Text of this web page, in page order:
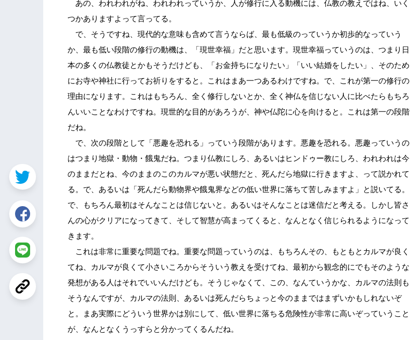
あの、われわれがね、われわれっていうか、人が修行に入る動機には、仏教の教えではね、いく
つかありますよって言ってる。
で、そうですね、現代的な意味も含めて言うならば、最も低級のっていうか初歩的なっていう
か、最も低い段階の修行の動機は、「現世幸福」だと思います。現世幸福っていうのは、つまり日
本の多くの仏教徒とかもそうだけども、「お金持ちになりたい」「いい結婚をしたい」、そのため
にお寺や神社に行ってお祈りをすると。これはまあ一つあるわけですね。で、これが第一の修行の
理由になります。これはもちろん、全く修行しないとか、全く神仏を信じない人に比べたらもちろ
んいいことなわけですね。現世的な目的があろうが、神や仏陀に心を向けると。これは第一の段階
だね。
で、次の段階として「悪趣を恐れる」っていう段階があります。悪趣を恐れる。悪趣っていうの
はつまり地獄・動物・餓鬼だね。つまり仏教にしろ、あるいはヒンドゥー教にしろ、われわれは今
のままだとね、今のままのこのカルマが悪い状態だと、死んだら地獄に行きますよ、って説かれて
る。で、あるいは「死んだら動物界や餓鬼界などの低い世界に落ちて苦しみますよ」と説いてる。
で、もちろん最初はそんなことは信じないと。あるいはそんなことは迷信だと考える。しかし皆さ
んの心がクリアになってきて、そして智慧が高まってくると、なんとなく信じられるようになって
きます。
これは非常に重要な問題でね。重要な問題っていうのは、もちろんその、もともとカルマが良く
てね、カルマが良くて小さいころからそういう教えを受けてね、最初から観念的にでもそのような
発想がある人はそれでいいんだけども。そうじゃなくて、この、なんていうかな、カルマの法則も
そうなんですが、カルマの法則、あるいは死んだらちょっと今のままではまずいかもしれないぞ
と。まあ実際にどういう世界かは別にして、低い世界に落ちる危険性が非常に高いぞっていうこと
が、なんとなくうっすらと分かってくるんだね。